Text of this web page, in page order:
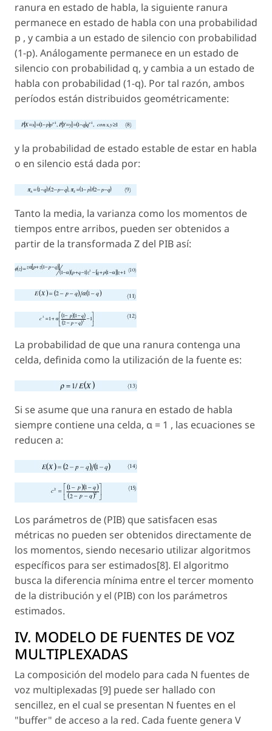
ranura en estado de habla, la siguiente ranura
permanece en estado de habla con una probabilidad
p , y cambia a un estado de silencio con probabilidad
(1-p). Análogamente permanece en un estado de
silencio con probabilidad q, y cambia a un estado de
habla con probabilidad (1-q). Por tal razón, ambos
períodos están distribuidos geométricamente:
y la probabilidad de estado estable de estar en habla
o en silencio está dada por:
Tanto la media, la varianza como los momentos de
tiempos entre arribos, pueden ser obtenidos a
partir de la transformada Z del PIB así:
La probabilidad de que una ranura contenga una
celda, definida como la utilización de la fuente es:
Si se asume que una ranura en estado de habla
siempre contiene una celda, α = 1 , las ecuaciones se
reducen a:
Los parámetros de (PIB) que satisfacen esas
métricas no pueden ser obtenidos directamente de
los momentos, siendo necesario utilizar algoritmos
específicos para ser estimados[8]. El algoritmo
busca la diferencia mínima entre el tercer momento
de la distribución y el (PIB) con los parámetros
estimados.
IV. MODELO DE FUENTES DE VOZ
MULTIPLEXADAS
La composición del modelo para cada N fuentes de
voz multiplexadas [9] puede ser hallado con
sencillez, en el cual se presentan N fuentes en el
"buffer" de acceso a la red. Cada fuente genera V